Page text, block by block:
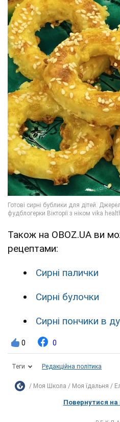
Також на OBOZ.UA ви
рецептами:
Сирні палички
Сирні булочки
Сирні пончики в
0 0
Теги Редакційна політика
Моя Школа Моя їдальня
Повернутися на